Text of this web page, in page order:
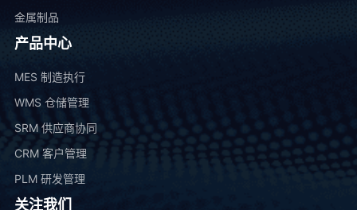
金属制品
产品中心
MES 制造执行
WMS 仓储管理
SRM 供应商协同
CRM 客户管理
PLM 研发管理
关注我们